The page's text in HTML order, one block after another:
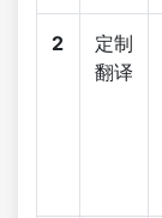
2
定制
翻译